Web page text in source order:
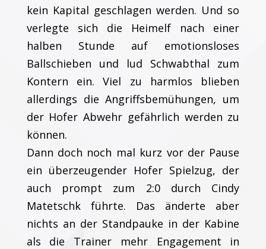
kein Kapital geschlagen werden. Und so
verlegte sich die Heimelf nach einer
halben Stunde auf emotionsloses
Ballschieben und lud Schwabthal zum
Kontern ein. Viel zu harmlos blieben
allerdings die Angriffsbemühungen, um
der Hofer Abwehr gefährlich werden zu
können.
Dann doch noch mal kurz vor der Pause
ein überzeugender Hofer Spielzug, der
auch prompt zum 2:0 durch Cindy
Matetschk führte. Das änderte aber
nichts an der Standpauke in der Kabine
als die Trainer mehr Engagement in